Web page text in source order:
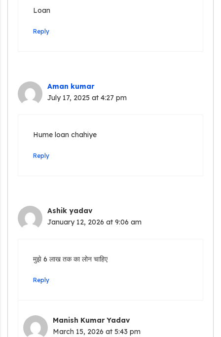
Loan
Reply
Aman kumar
July 17, 2025 at 4:27 pm
Hume loan chahiye
Reply
Ashik yadav
January 12, 2026 at 9:06 am
मुझे 6 लाख तक का लोन चाहिए
Reply
Manish Kumar Yadav
March 15, 2026 at 5:43 pm